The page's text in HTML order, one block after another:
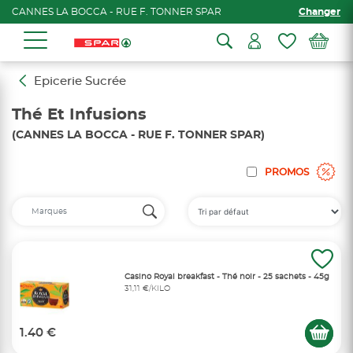
CANNES LA BOCCA - RUE F. TONNER SPAR Changer
Epicerie Sucrée
Thé Et Infusions
(CANNES LA BOCCA - RUE F. TONNER SPAR)
PROMOS
Casino Royal breakfast - Thé noir - 25 sachets - 45g
31,11 €/KILO
1.40 €